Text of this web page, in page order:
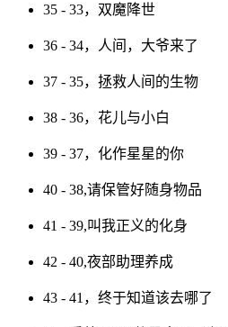
35 - 33，双魔降世
36 - 34，人间，大爷来了
37 - 35，拯救人间的生物
38 - 36，花儿与小白
39 - 37，化作星星的你
40 - 38,请保管好随身物品
41 - 39,叫我正义的化身
42 - 40,夜部助理养成
43 - 41，终于知道该去哪了